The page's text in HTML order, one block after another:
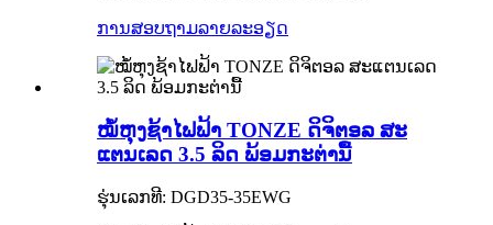
ການສອບຖາມລາຍລະອຽດ
ໝໍ້ຫຸງຊ້າໄຟຟ້າ TONZE ດິຈິຕອລ ສະ
ແຕນເລດ 3.5 ລິດ ພ້ອມກະຕ່ານື້
ຮຸ່ນເລກທີ: DGD35-35EWG